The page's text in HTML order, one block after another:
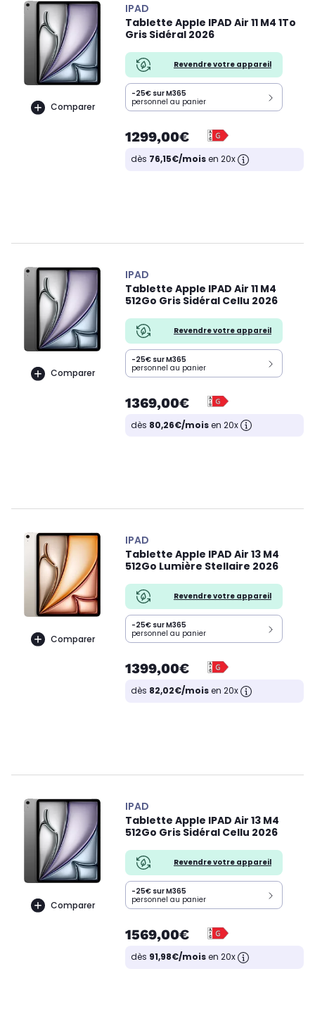
Comparer
IPAD
Tablette Apple IPAD Air 11 M4 1To
Gris Sidéral 2026
Revendre votre appareil
-25€ sur M365
personnel au panier
1299,00€
dès 76,15€/moisen 20x
Comparer
IPAD
Tablette Apple IPAD Air 11 M4
512Go Gris Sidéral Cellu 2026
Revendre votre appareil
-25€ sur M365
personnel au panier
1369,00€
dès 80,26€/moisen 20x
Comparer
IPAD
Tablette Apple IPAD Air 13 M4
512Go Lumière Stellaire 2026
Revendre votre appareil
-25€ sur M365
personnel au panier
1399,00€
dès 82,02€/moisen 20x
Comparer
IPAD
Tablette Apple IPAD Air 13 M4
512Go Gris Sidéral Cellu 2026
Revendre votre appareil
-25€ sur M365
personnel au panier
1569,00€
dès 91,98€/moisen 20x